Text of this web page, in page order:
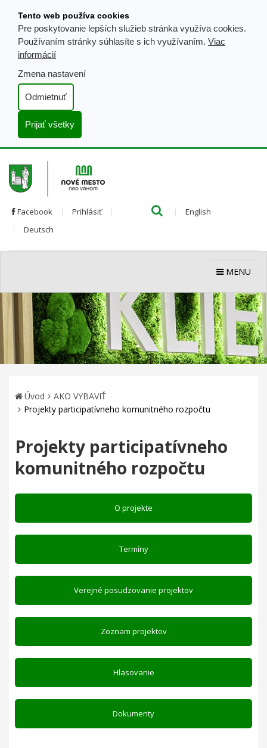
obsahu
Tento web používa cookies
Pre poskytovanie lepších služieb stránka využíva cookies.
Používaním stránky súhlasíte s ich využívaním. Viac
informácií
Zmena nastavení
Odmietnuť
Prijať všetky
Facebook Prihlásiť English
Deutsch
MENU
Úvod
AKO VYBAVIŤ
Projekty participatívneho komunitného rozpočtu
Projekty participatívneho
komunitného rozpočtu
O projekte
Termíny
Verejné posudzovanie projektov
Zoznam projektov
Hlasovanie
Dokumenty